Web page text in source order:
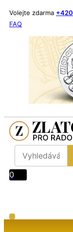
Volejte zdarma
FAQ
0